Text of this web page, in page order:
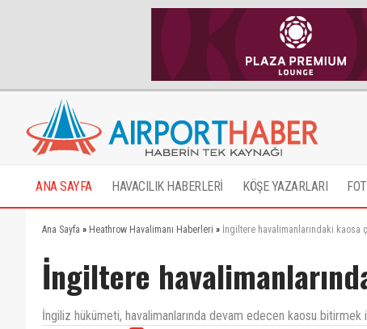
ANA SAYFA HAVACILIK HABERLERİ KÖŞE YAZARLARI
Ana Sayfa » Heathrow Havalimanı Haberleri » İngiltere havalimanlarındaki kaosa
İngiltere
İngiliz hükümeti, havalimanlarında devam edecen kaosu bitirmek